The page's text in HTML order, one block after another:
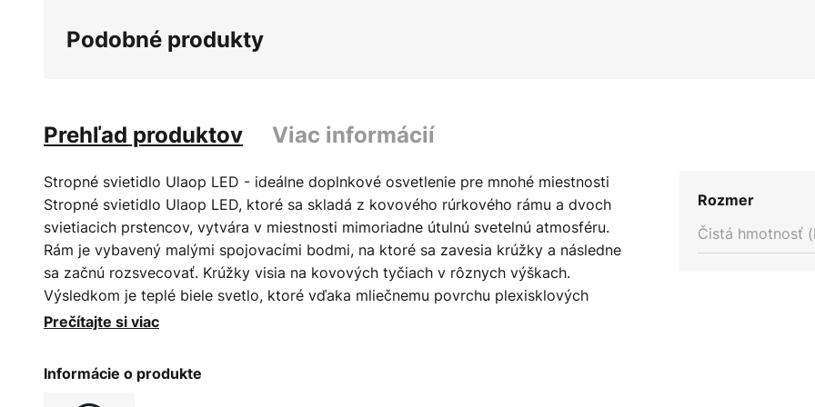
obrázkov
Podobné produkty
Prehľad produktov Viac informácií
Stropné svietidlo Ulaop LED - ideálne doplnkové osvetlenie pre mnohé miestnosti
Stropné svietidlo Ulaop LED, ktoré sa skladá z kovového rúrkového rámu a dvoch
svietiacich prstencov, vytvára v miestnosti mimoriadne útulnú svetelnú atmosféru.
Rám je vybavený malými spojovacími bodmi, na ktoré sa zavesia krúžky a následne
sa začnú rozsvecovať. Krúžky visia na kovových tyčiach v rôznych výškach.
Výsledkom je teplé biele svetlo, ktoré vďaka mliečnemu povrchu plexisklových
krúžkov vyžaruje do okolia veľmi jemne a homogénne. Na zvýšenie ambientného
svietidlami z tejto série - možno pripojiť ďalšie krúžky s výkonom do max. 40 W -
externe stmievateľné (DALI, 1-10 V, push dim)
Prečítajte si viac
Informácie o produkte
Rozmer
Čistá hmotnosť